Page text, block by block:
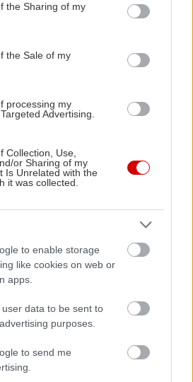
usage behaviour. You may click to
Google and its third-party tags to
specified purposes in below Google
the Sharing of my
the Sale of my
processing my
Advertising.
Collection, Use,
or Sharing of my
Is Unrelated with the
it was collected.
to enable storage
like cookies on web or
apps.
data to be sent to
purposes.
to send me
in2life team
του 2005, βρήκε τον δρόμο της
στα στενά της Αθήνας, κι από τότε
σταματήσει να μεγαλώνει.
θα πάει με την ίδια ευκολία σε